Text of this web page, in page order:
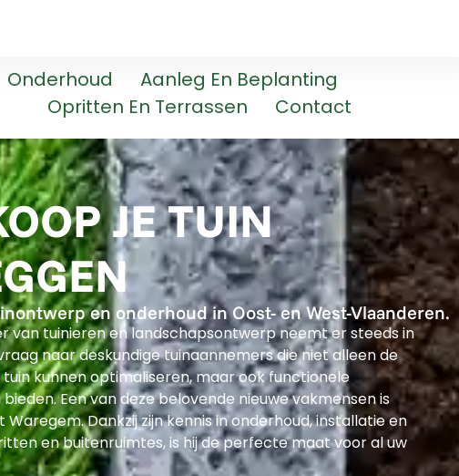
Onderhoud
Aanleg En Beplanting
Opritten En Terrassen
Contact
JE TUIN
en onderhoud in Oost- en West-Vlaanderen.
van tuinieren en landschapsontwerp neemt er steeds in
naar deskundige tuinaannemers die niet alleen de
kunnen optimaliseren, maar ook functionele
Een van deze belovende nieuwe vakmensen is
Dankzij zijn kennis in onderhoud, installatie en
en buitenruimtes, is hij de perfecte maat voor al uw